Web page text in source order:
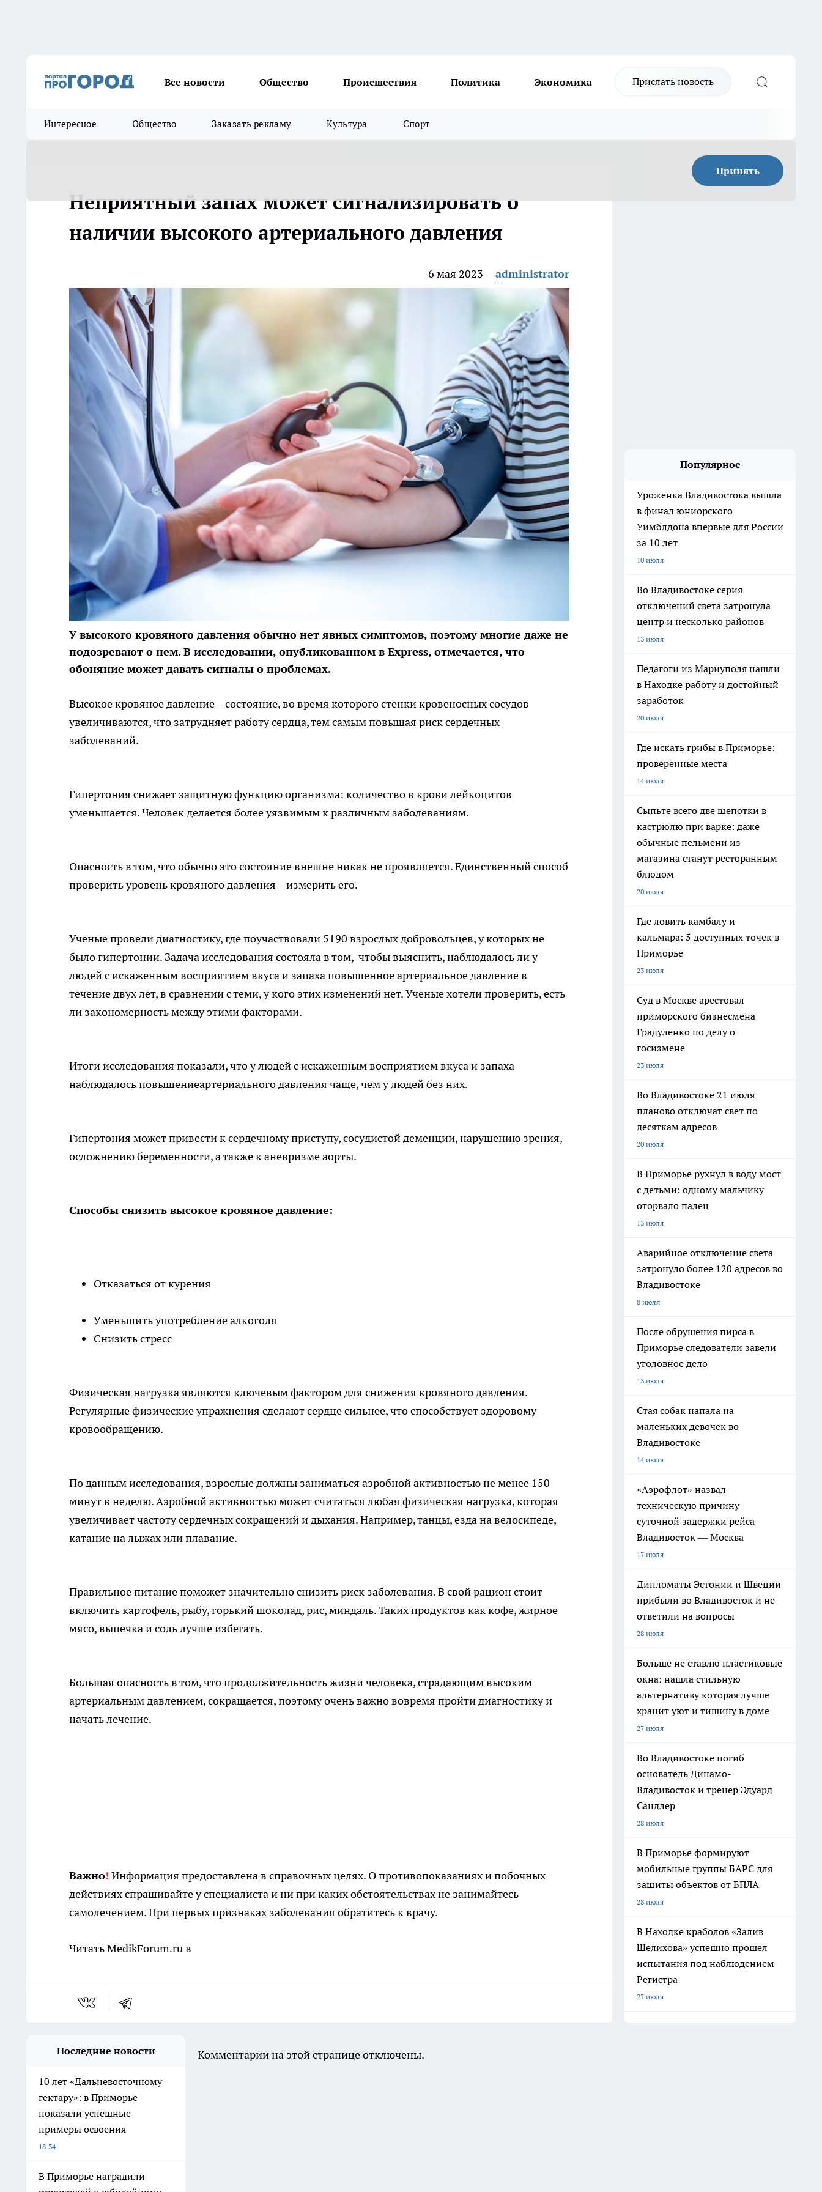
Все новости Общество Происшествия Политика Экономика Прислать новость
Интересное Общество Заказать рекламу Культура Спорт
Принять
Неприятный запах может сигнализировать о
наличии высокого артериального давления
6 мая 2023 administrator
У высокого кровяного давления обычно нет явных симптомов, поэтому многие даже не
подозревают о нем. В исследовании, опубликованном в Express, отмечается, что
обоняние может давать сигналы о проблемах.
Высокое кровяное давление – состояние, во время которого стенки кровеносных сосудов
увеличиваются, что затрудняет работу сердца, тем самым повышая риск сердечных
заболеваний.
Гипертония снижает защитную функцию организма: количество в крови лейкоцитов
уменьшается. Человек делается более уязвимым к различным заболеваниям.
Опасность в том, что обычно это состояние внешне никак не проявляется. Единственный способ
проверить уровень кровяного давления – измерить его.
Ученые провели диагностику, где поучаствовали 5190 взрослых добровольцев, у которых не
было гипертонии. Задача исследования состояла в том, чтобы выяснить, наблюдалось ли у
людей с искаженным восприятием вкуса и запаха повышенное артериальное давление в
течение двух лет, в сравнении с теми, у кого этих изменений нет. Ученые хотели проверить, есть
ли закономерность между этими факторами.
Итоги исследования показали, что у людей с искаженным восприятием вкуса и запаха
наблюдалось повышениеартериального давления чаще, чем у людей без них.
Гипертония может привести к сердечному приступу, сосудистой деменции, нарушению зрения,
осложнению беременности, а также к аневризме аорты.
Способы снизить высокое кровяное давление:
Отказаться от курения
Уменьшить употребление алкоголя
Снизить стресс
Физическая нагрузка являются ключевым фактором для снижения кровяного давления.
Регулярные физические упражнения сделают сердце сильнее, что способствует здоровому
кровообращению.
По данным исследования, взрослые должны заниматься аэробной активностью не менее 150
минут в неделю. Аэробной активностью может считаться любая физическая нагрузка, которая
увеличивает частоту сердечных сокращений и дыхания. Например, танцы, езда на велосипеде,
катание на лыжах или плавание.
Правильное питание поможет значительно снизить риск заболевания. В свой рацион стоит
включить картофель, рыбу, горький шоколад, рис, миндаль. Таких продуктов как кофе, жирное
мясо, выпечка и соль лучше избегать.
Большая опасность в том, что продолжительность жизни человека, страдающим высоким
артериальным давлением, сокращается, поэтому очень важно вовремя пройти диагностику и
начать лечение.
Важно! Информация предоставлена в справочных целях. О противопоказаниях и побочных
действиях спрашивайте у специалиста и ни при каких обстоятельствах не занимайтесь
самолечением. При первых признаках заболевания обратитесь к врачу.
Читать MedikForum.ru в
Популярное
Уроженка Владивостока вышла
в финал юниорского
Уимблдона впервые для России
за 10 лет
10 июля
Во Владивостоке серия
отключений света затронула
центр и несколько районов
13 июля
Педагоги из Мариуполя нашли
в Находке работу и достойный
заработок
20 июля
Где искать грибы в Приморье:
проверенные места
14 июля
Сыпьте всего две щепотки в
кастрюлю при варке: даже
обычные пельмени из
магазина станут ресторанным
блюдом
20 июля
Где ловить камбалу и
кальмара: 5 доступных точек в
Приморье
23 июля
Суд в Москве арестовал
приморского бизнесмена
Градуленко по делу о
госизмене
23 июля
Во Владивостоке 21 июля
планово отключат свет по
десяткам адресов
20 июля
В Приморье рухнул в воду мост
с детьми: одному мальчику
оторвало палец
13 июля
Аварийное отключение света
затронуло более 120 адресов во
Владивостоке
8 июля
После обрушения пирса в
Приморье следователи завели
уголовное дело
13 июля
Стая собак напала на
маленьких девочек во
Владивостоке
14 июля
«Аэрофлот» назвал
техническую причину
суточной задержки рейса
Владивосток — Москва
17 июля
Дипломаты Эстонии и Швеции
прибыли во Владивосток и не
ответили на вопросы
28 июля
Больше не ставлю пластиковые
окна: нашла стильную
альтернативу которая лучше
хранит уют и тишину в доме
27 июля
Во Владивостоке погиб
основатель Динамо-
Владивосток и тренер Эдуард
Сандлер
28 июля
В Приморье формируют
мобильные группы БАРС для
защиты объектов от БПЛА
28 июля
В Находке краболов «Залив
Шелихова» успешно прошел
испытания под наблюдением
Регистра
27 июля
Последние новости
10 лет «Дальневосточному
гектару»: в Приморье
показали успешные
примеры освоения
18:34
В Приморье наградили
Комментарии на этой странице отключены.